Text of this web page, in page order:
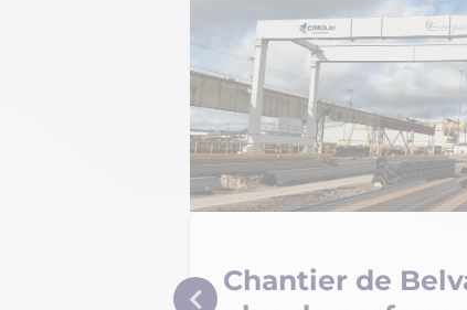
Chantier de